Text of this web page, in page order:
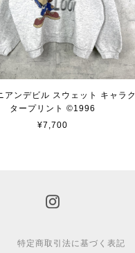
アンデビル スウェット キャラク
タープリント ©︎1996
¥7,700
特定商取引法に基づく表記